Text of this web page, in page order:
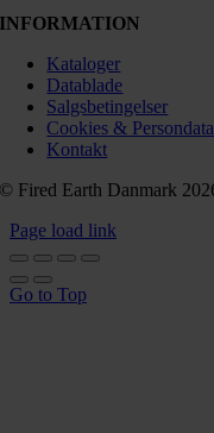
INFORMATION
Kataloger
Datablade
Salgsbetingelser
Cookies &
Kontakt
© Fired Earth Danmark
Page load link
Go to Top